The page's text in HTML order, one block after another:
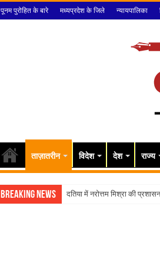
पूनम पुरोहित के बारे मध्यप्रदेश के जिले न्यायपालिका
ताज़ातरीन विदेश देश राज्य
Breaking News